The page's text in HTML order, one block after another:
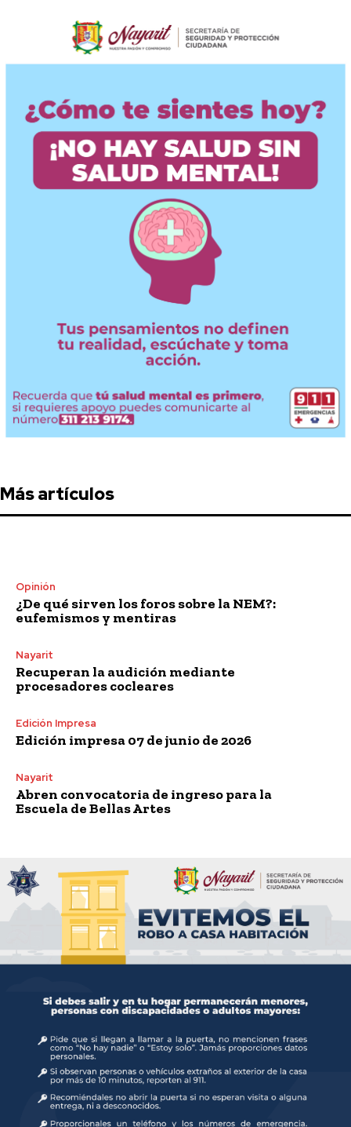
Más artículos
Opinión
¿De qué sirven los foros sobre la NEM?:
eufemismos y mentiras
Nayarit
Recuperan la audición mediante
procesadores cocleares
Edición Impresa
Edición impresa 07 de junio de 2026
Nayarit
Abren convocatoria de ingreso para la
Escuela de Bellas Artes